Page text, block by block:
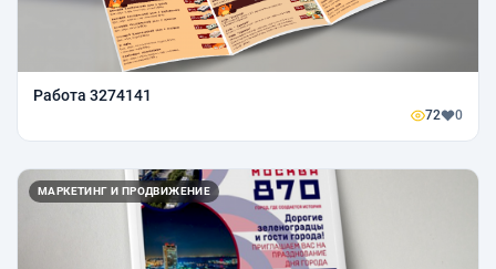
Работа 3274141
72 0
МАРКЕТИНГ И ПРОДВИЖЕНИЕ